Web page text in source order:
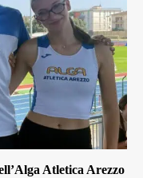
Atletica Arezzo